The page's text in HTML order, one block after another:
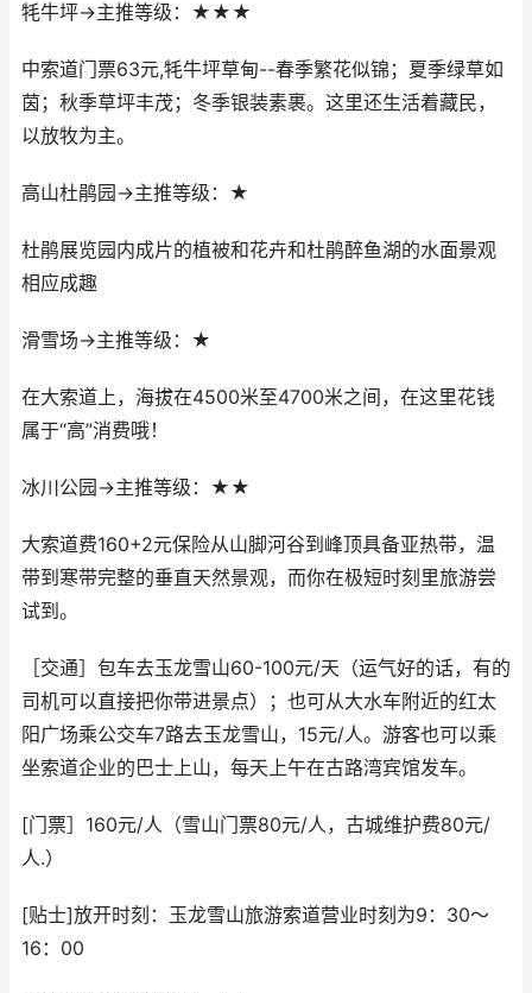
牦牛坪→主推等级：★★★
中索道门票63元,牦牛坪草甸--春季繁花似锦；夏季绿草如
茵；秋季草坪丰茂；冬季银装素裹。这里还生活着藏民，
以放牧为主。
高山杜鹃园→主推等级：★
杜鹃展览园内成片的植被和花卉和杜鹃醉鱼湖的水面景观
相应成趣
滑雪场→主推等级：★
在大索道上，海拔在4500米至4700米之间，在这里花钱
属于“高”消费哦！
冰川公园→主推等级：★★
大索道费160+2元保险从山脚河谷到峰顶具备亚热带，温
带到寒带完整的垂直天然景观，而你在极短时刻里旅游尝
试到。
［交通］包车去玉龙雪山60-100元/天（运气好的话，有的
司机可以直接把你带进景点）；也可从大水车附近的红太
阳广场乘公交车7路去玉龙雪山，15元/人。游客也可以乘
坐索道企业的巴士上山，每天上午在古路湾宾馆发车。
[门票］160元/人（雪山门票80元/人，古城维护费80元/
人.）
[贴士]放开时刻：玉龙雪山旅游索道营业时刻为9：30～
16：00